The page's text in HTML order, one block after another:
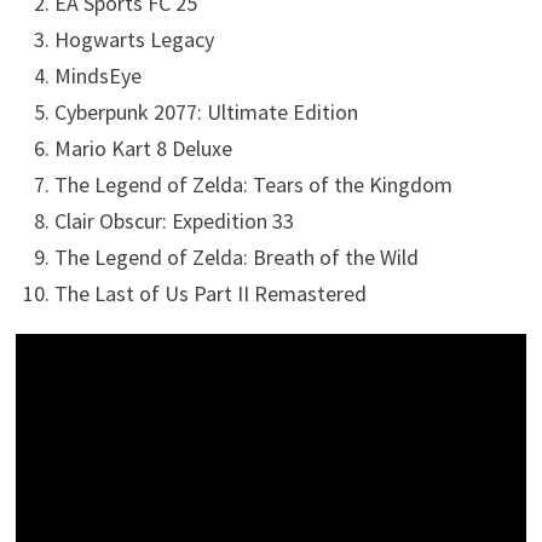
Hogwarts Legacy
MindsEye
Cyberpunk 2077: Ultimate Edition
Mario Kart 8 Deluxe
The Legend of Zelda: Tears of the Kingdom
Clair Obscur: Expedition 33
The Legend of Zelda: Breath of the Wild
The Last of Us Part II Remastered